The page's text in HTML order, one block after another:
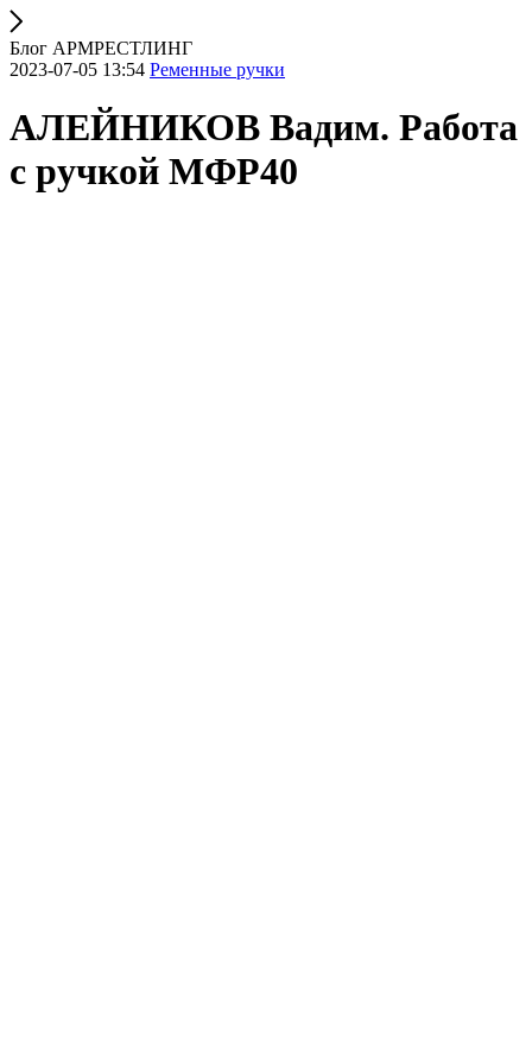
Блог АРМРЕСТЛИНГ
2023-07-05 13:54 Ременные ручки
АЛЕЙНИКОВ Вадим. Работа
с ручкой МФР40